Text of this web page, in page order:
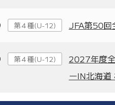
第４種(U-12) JFA第50回
第４種(U-12)
2027年度
ーIN北海道